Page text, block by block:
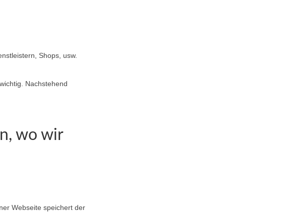
Shops, usw.
Nachstehend
wo wir
Webseite speichert der